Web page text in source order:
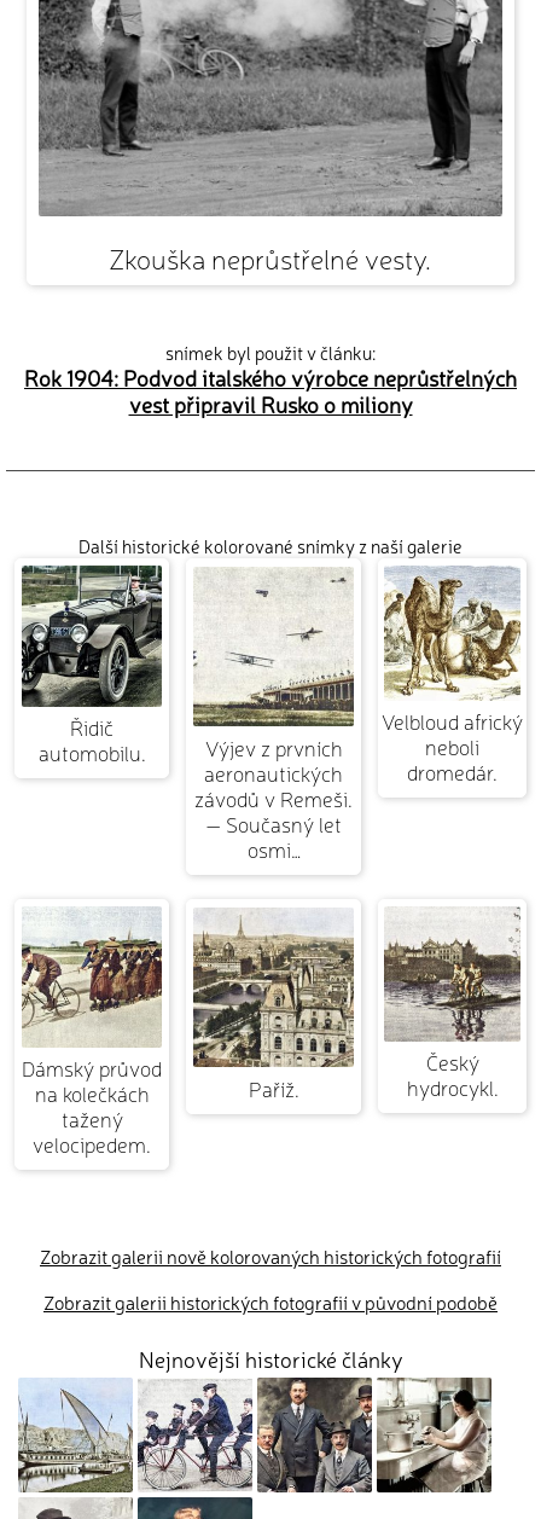
Zkouška neprůstřelné vesty.
snímek byl použit v článku:
Rok 1904: Podvod italského výrobce neprůstřelných
vest připravil Rusko o miliony
Další historické kolorované snímky z naší galerie
Řidič
automobilu.
Výjev z prvních
aeronautických
závodů v Remeši.
— Současný let
osmi…
Velbloud africký
neboli
dromedár.
Dámský průvod
na kolečkách
tažený
velocipedem.
Paříž.
Český
hydrocykl.
Zobrazit galerii nově kolorovaných historických fotografií
Zobrazit galerii historických fotografií v původní podobě
Nejnovější historické články